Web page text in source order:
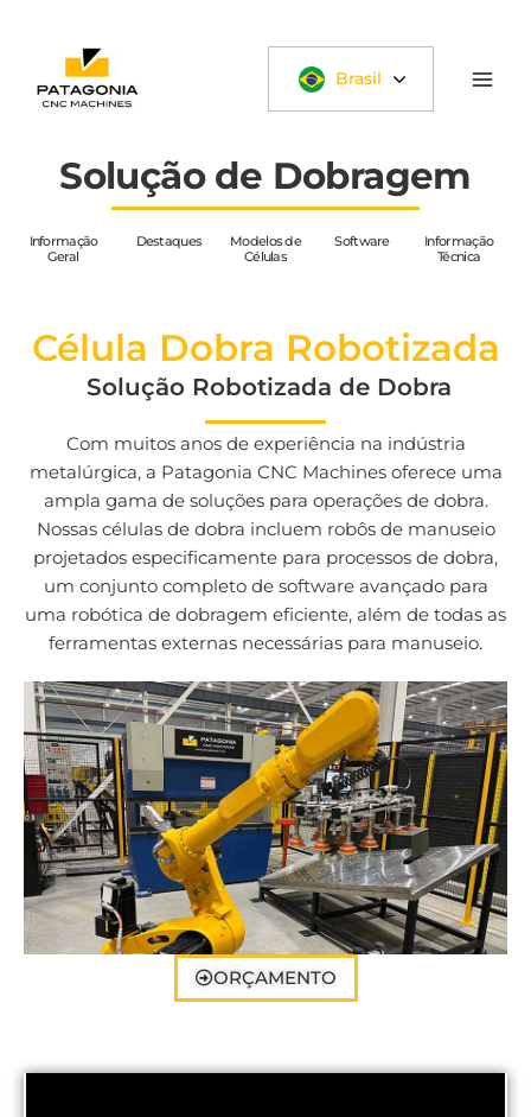
conteúdo
Brasil
Solução de Dobragem
Informação
Geral
Destaques
Modelos de
Células
Software
Informação
Técnica
Célula Dobra Robotizada
Solução Robotizada de Dobra
Com muitos anos de experiência na indústria
metalúrgica, a Patagonia CNC Machines oferece uma
ampla gama de soluções para operações de dobra.
Nossas células de dobra incluem robôs de manuseio
projetados especificamente para processos de dobra,
um conjunto completo de software avançado para
uma robótica de dobragem eficiente, além de todas as
ferramentas externas necessárias para manuseio.
ORÇAMENTO